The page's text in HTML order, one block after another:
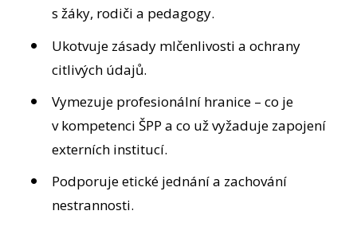
s žáky, rodiči a pedagogy.
Ukotvuje zásady mlčenlivosti a ochrany
citlivých údajů.
Vymezuje profesionální hranice – co je
v kompetenci ŠPP a co už vyžaduje zapojení
externích institucí.
Podporuje etické jednání a zachování
nestrannosti.